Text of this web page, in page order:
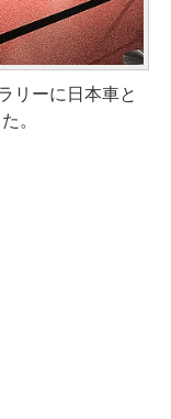
リーに日本車と
。